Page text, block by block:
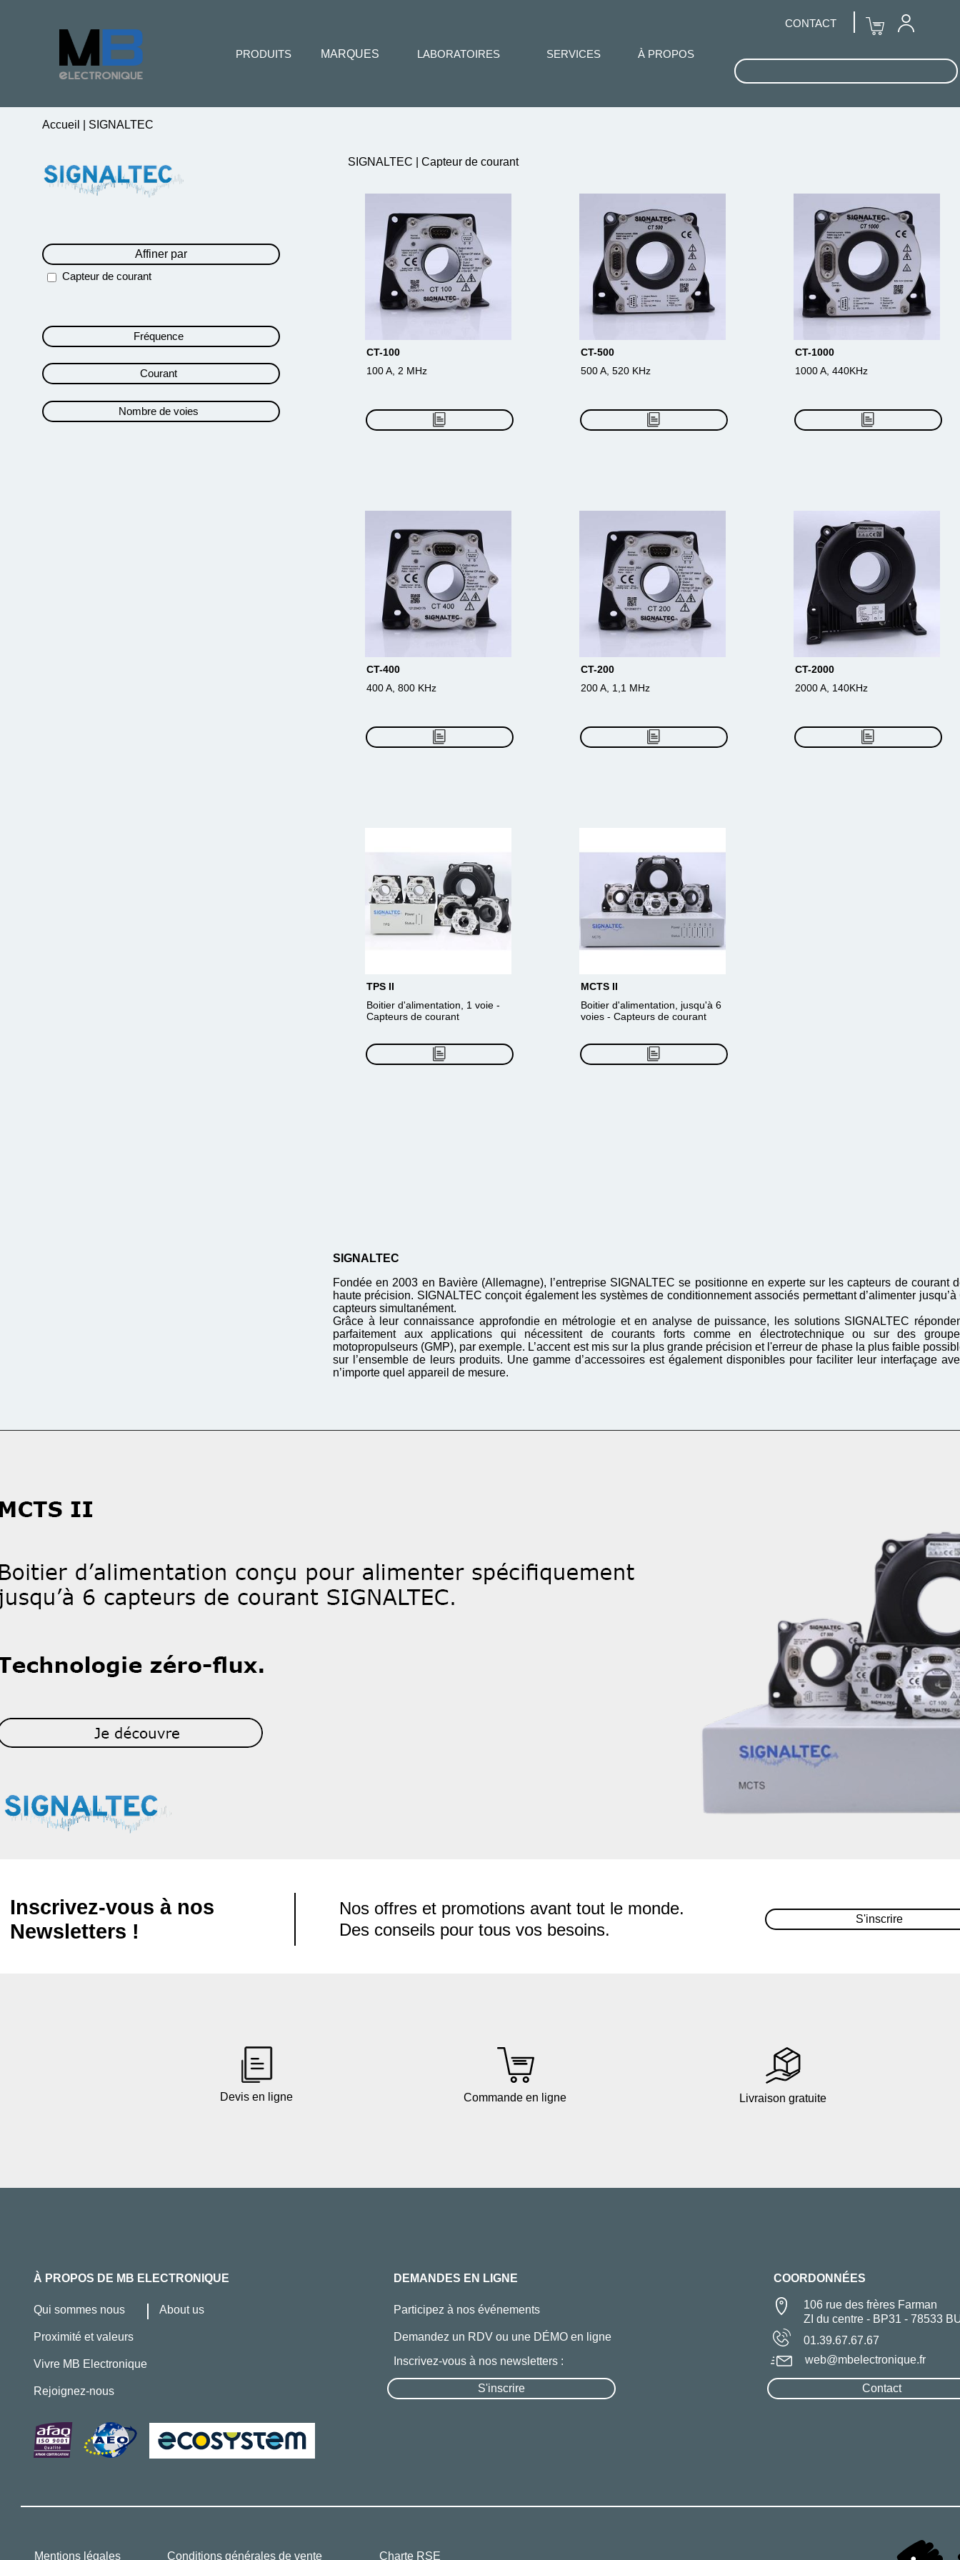
Accueil SIGNALTEC
Affiner par
Capteur de courant
Fréquence
Courant
Nombre de voies
SIGNALTEC | Capteur de courant
CT-100
100 A, 2 MHz
CT-500
500 A, 520 KHz
CT-1000
1000 A, 440KHz
CT-400
400 A, 800 KHz
CT-200
200 A, 1,1 MHz
CT-2000
2000 A, 140KHz
TPS II
Boitier d'alimentation, 1 voie -
Capteurs de courant
MCTS II
Boitier d'alimentation, jusqu'à 6
voies - Capteurs de courant
SIGNALTEC
Fondée en 2003 en Bavière (Allemagne), l’entreprise SIGNALTEC se positionne en experte sur les capteurs de courant
haute précision. SIGNALTEC conçoit également les systèmes de conditionnement associés permettant d’alimenter jusqu’à
capteurs simultanément.
Grâce à leur connaissance approfondie en métrologie et en analyse de puissance, les solutions SIGNALTEC
parfaitement aux applications qui nécessitent de courants forts comme en électrotechnique ou sur des
motopropulseurs (GMP), par exemple. L’accent est mis sur la plus grande précision et l'erreur de phase la plus faible
sur l’ensemble de leurs produits. Une gamme d’accessoires est également disponibles pour faciliter leur interfaçage
n’importe quel appareil de mesure.
Inscrivez-vous à nos
Newsletters !
Nos offres et promotions avant tout le monde.
Des conseils pour tous vos besoins.
S'inscrire
Devis en ligne Commande en ligne Livraison gratuite
À PROPOS DE MB ELECTRONIQUE DEMANDES EN LIGNE COORDONNÉES
Qui sommes nous About us Participez à nos événements
106 rue des frères Farman
ZI du centre - BP31 - 78533
Proximité et valeurs
Demandez un RDV ou une DÉMO en ligne
01.39.67.67.67
Vivre MB Electronique
Inscrivez-vous à nos newsletters :
Rejoignez-nous
Mentions légales Conditions générales de vente Charte RSE
Contact
web@mbelectronique.fr
S'inscrire
CONTACT
PRODUITS MARQUES LABORATOIRES SERVICES À PROPOS